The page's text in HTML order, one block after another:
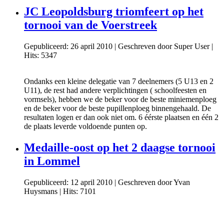
JC Leopoldsburg triomfeert op het
tornooi van de Voerstreek
Gepubliceerd: 26 april 2010 | Geschreven door Super User|
Hits: 5347
Ondanks een kleine delegatie van 7 deelnemers (5 U13 en 2
U11), de rest had andere verplichtingen ( schoolfeesten en
vormsels), hebben we de beker voor de beste miniemenploeg
en de beker voor de beste pupillenploeg binnengehaald. De
resultaten logen er dan ook niet om. 6 éérste plaatsen en één 2
de plaats leverde voldoende punten op.
Medaille-oost op het 2 daagse tornooi
in Lommel
Gepubliceerd: 12 april 2010 | Geschreven door Yvan
Huysmans | Hits: 7101